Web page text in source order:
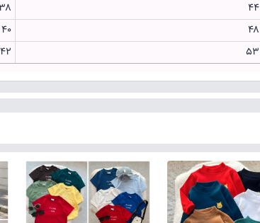
۴۴
۴۸
۴۰
۵۳ ۴۲